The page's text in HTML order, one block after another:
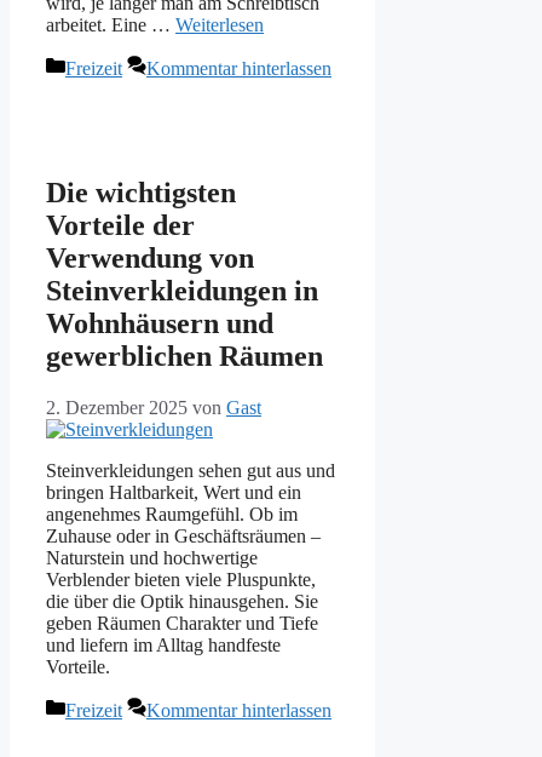
arbeitet. Eine … Weiterlesen
Kategorien
Freizeit Kommentar hinterlassen
Die wichtigsten
Vorteile der
Verwendung von
Steinverkleidungen in
Wohnhäusern und
gewerblichen Räumen
2. Dezember 2025 von Gast
Steinverkleidungen sehen gut aus und
bringen Haltbarkeit, Wert und ein
angenehmes Raumgefühl. Ob im
Zuhause oder in Geschäftsräumen –
Naturstein und hochwertige
Verblender bieten viele Pluspunkte,
die über die Optik hinausgehen. Sie
geben Räumen Charakter und Tiefe
und liefern im Alltag handfeste
Vorteile.
Kategorien
Freizeit Kommentar hinterlassen